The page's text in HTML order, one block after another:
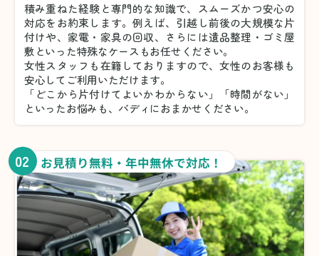
積み重ねた経験と専門的な知識で、スムーズかつ安心の
対応をお約束します。例えば、引越し前後の大規模な片
付けや、家電・家具の回収、さらには遺品整理・ゴミ屋
敷といった特殊なケースもお任せください。
女性スタッフも在籍しておりますので、女性のお客様も
安心してご利用いただけます。
「どこから片付けてよいかわからない」「時間がない」
といったお悩みも、バディにおまかせください。
02 お見積り無料・年中無休で対応！